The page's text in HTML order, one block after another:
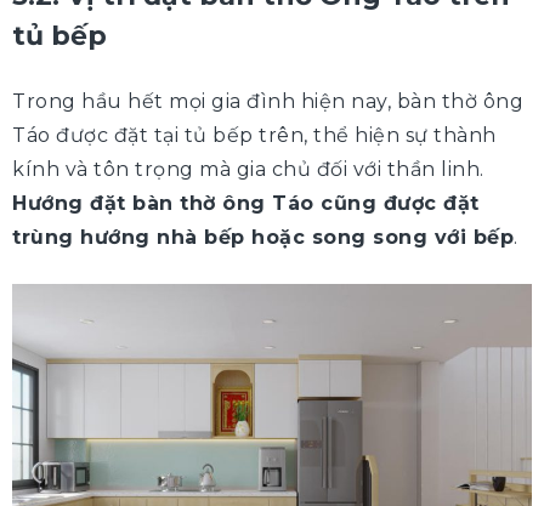
tủ bếp
Trong hầu hết mọi gia đình hiện nay, bàn thờ ông
Táo được đặt tại tủ bếp trên, thể hiện sự thành
kính và tôn trọng mà gia chủ đối với thần linh.
Hướng đặt bàn thờ ông Táo cũng được đặt
trùng hướng nhà bếp hoặc song song với bếp.